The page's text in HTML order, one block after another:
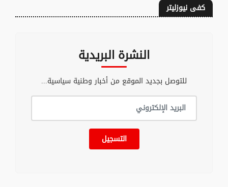
كفى نيوزليتر
النشرة البريدية
للتوصل بجديد الموقع من أخبار وطنية سياسية...
التسجيل